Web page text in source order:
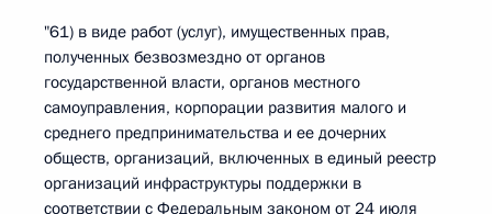
"61) в виде работ (услуг), имущественных прав,
полученных безвозмездно от органов
государственной власти, органов местного
самоуправления, корпорации развития малого и
среднего предпринимательства и ее дочерних
обществ, организаций, включенных в единый реестр
организаций инфраструктуры поддержки в
соответствии с Федеральным законом от 24 июля